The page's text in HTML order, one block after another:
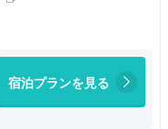
宿泊プランを見る